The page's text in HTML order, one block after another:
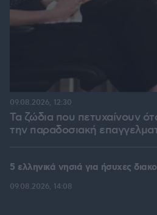
Τα ζώδια που πετυχαίνουν
την παραδοσιακή
09.08.2026, 12:30
5 ελληνικά νησιά για ήσυχες
09.08.2026, 14:08